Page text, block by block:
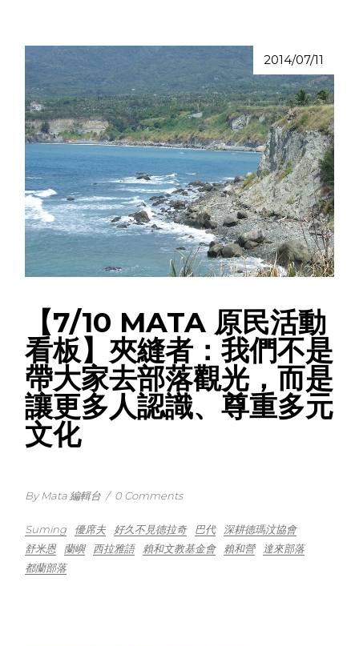
2014/07/11
【7/10 MATA 原民活動
看板】夾縫者：我們不是
帶大家去部落觀光，而是
讓更多人認識、尊重多元
文化
By Mata 編輯台 / 0 Comments
Suming 優席夫 好久不見德拉奇 巴代
深耕德瑪汶協會
舒米恩
蘭嶼 西拉雅語 賴和文教基金會 賴和營
達來部落
都蘭部落